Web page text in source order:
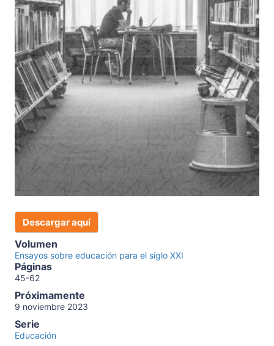
Descargar aquí
Volumen
Ensayos sobre educación para el siglo XXI
Páginas
45-62
Próximamente
9 noviembre 2023
Serie
Educación